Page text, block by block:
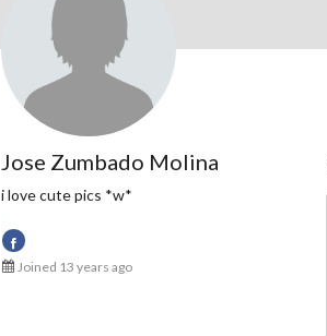
@51a115c2baca38c90f02ec95
Jose Zumbado Molina
i love cute pics *w*
Joined 13 years ago